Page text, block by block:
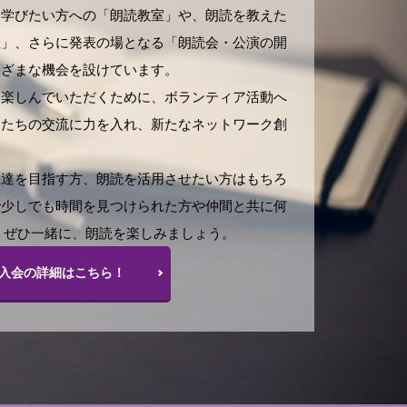
びたい方への「朗読教室」や、朗読を教えた
、さらに発表の場となる「朗読会・公演の開
まな機会を設けています。
しんでいただくために、ボランティア活動へ
ちの交流に力を入れ、新たなネットワーク創
を目指す方、朗読を活用させたい方はもちろ
しでも時間を見つけられた方や仲間と共に何
ひ一緒に、朗読を楽しみましょう。
会の詳細はこちら！